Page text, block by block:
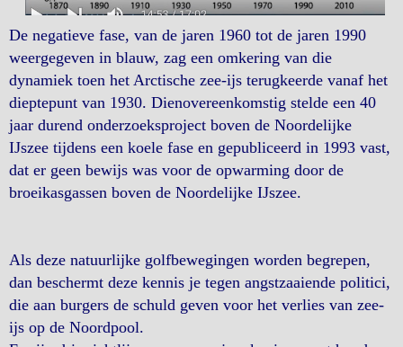
De negatieve fase, van de jaren 1960 tot de jaren 1990
weergegeven in blauw, zag een omkering van die
dynamiek toen het Arctische zee-ijs terugkeerde vanaf het
dieptepunt van 1930. Dienovereenkomstig stelde een 40
jaar durend onderzoeksproject boven de Noordelijke
IJszee tijdens een koele fase en gepubliceerd in 1993 vast,
dat er geen bewijs was voor de opwarming door de
broeikasgassen boven de Noordelijke IJszee.
Als deze natuurlijke golfbewegingen worden begrepen,
dan beschermt deze kennis je tegen angstzaaiende politici,
die aan burgers de schuld geven voor het verlies van zee-
ijs op de Noordpool.